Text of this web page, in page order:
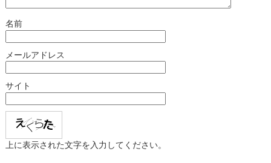
名前
メールアドレス
サイト
上に表示された文字を入力してください。